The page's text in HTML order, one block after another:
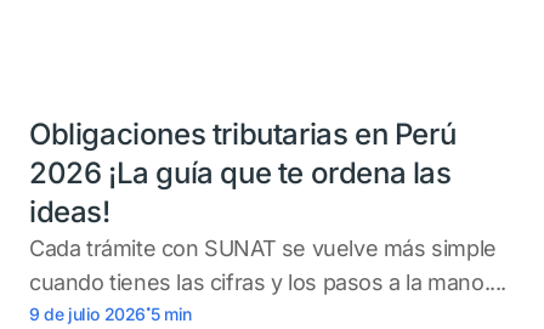
Obligaciones tributarias en Perú
2026 ¡La guía que te ordena las
ideas!
Cada trámite con SUNAT se vuelve más simple
cuando tienes las cifras y los pasos a la mano....
9 de julio 2026.5 min